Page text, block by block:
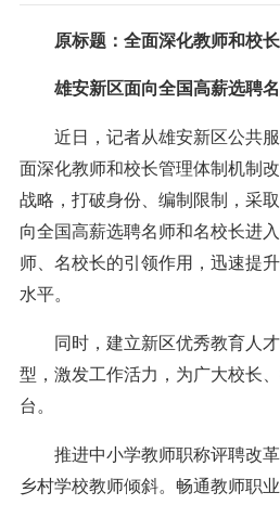
原标题：全面深化教师和校
雄安新区面向全国高薪选聘名
近日，记者从雄安新区公共服
面深化教师和校长管理体制机制
战略，打破身份、编制限制，采
向全国高薪选聘名师和名校长进
师、名校长的引领作用，迅速提
水平。
同时，建立新区优秀教育人才
型，激发工作活力，为广大校长
台。
推进中小学教师职称评聘改革
乡村学校教师倾斜。畅通教师职